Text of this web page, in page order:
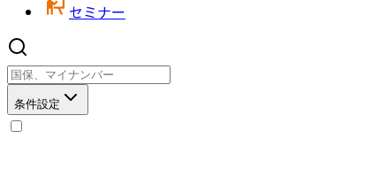
セミナー
条件設定